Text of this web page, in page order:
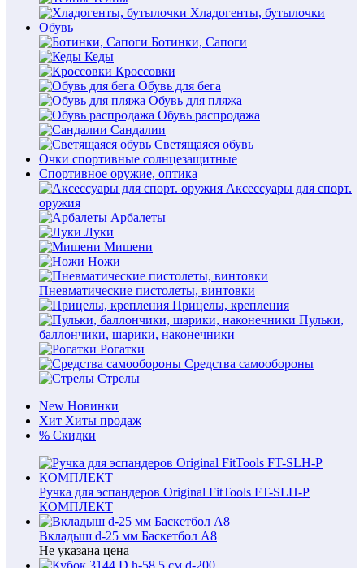
Хладогенты, бутылочки
Обувь
Ботинки, Сапоги
Кеды
Кроссовки
Обувь для бега
Обувь для пляжа
Обувь распродажа
Сандалии
Светящаяся обувь
Очки спортивные солнцезащитные
Спортивное оружие, оптика
Аксессуары для спорт.
оружия
Арбалеты
Луки
Мишени
Ножи
Пневматические пистолеты, винтовки
Прицелы, крепления
Пульки,
баллончики, шарики, наконечники
Рогатки
Средства самообороны
Стрелы
New Новинки
Хит Хиты продаж
% Скидки
Ручка для эспандеров Original FitTools FT-SLH-P
КОМПЛЕКТ
Вкладыш d-25 мм Баскетбол А8
Не указана цена